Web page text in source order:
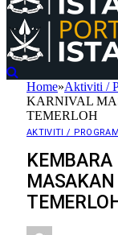
Home»Aktiviti /
KARNIVAL
TEMERLOH
AKTIVITI / PROGRAM